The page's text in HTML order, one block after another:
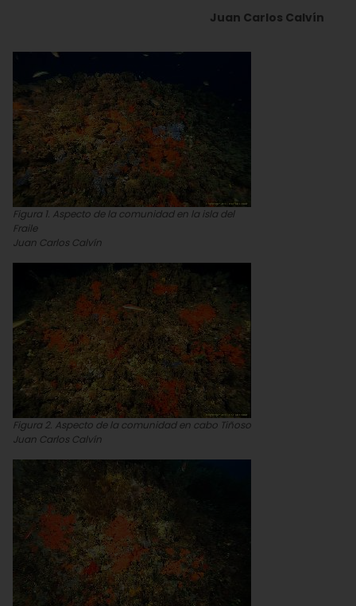
Juan Carlos Calvín
Figura 1. Aspecto de la comunidad en la isla del
Fraile
Juan Carlos Calvín
Figura 2. Aspecto de la comunidad en cabo Tiñoso
Juan Carlos Calvín